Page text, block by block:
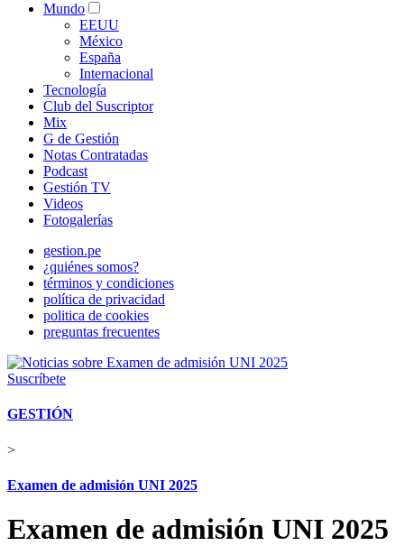
Mundo
EEUU
México
España
Internacional
Tecnología
Club del Suscriptor
Mix
G de Gestión
Notas Contratadas
Podcast
Gestión TV
Videos
Fotogalerías
gestion.pe
¿quiénes somos?
términos y condiciones
política de privacidad
politica de cookies
preguntas frecuentes
Suscríbete
GESTIÓN
>
Examen de admisión UNI 2025
Examen de admisión UNI 2025